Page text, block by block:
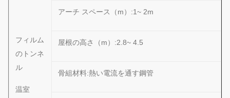
フィルム
のトンネ
ル
温室
アーチ スペース（m）:1~ 2m
屋根の高さ（m）:2.8~ 4.5
骨組材料:熱い電流を通す鋼管